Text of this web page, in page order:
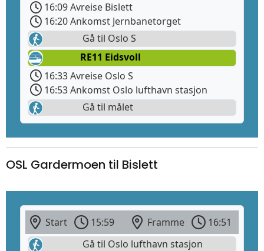
16:09 Avreise Bislett
16:20 Ankomst Jernbanetorget
Gå til Oslo S
RE11 Eidsvoll
16:33 Avreise Oslo S
16:53 Ankomst Oslo lufthavn stasjon
Gå til målet
OSL Gardermoen til Bislett
Start 15:59 Framme
16:51
Gå til Oslo lufthavn stasjon